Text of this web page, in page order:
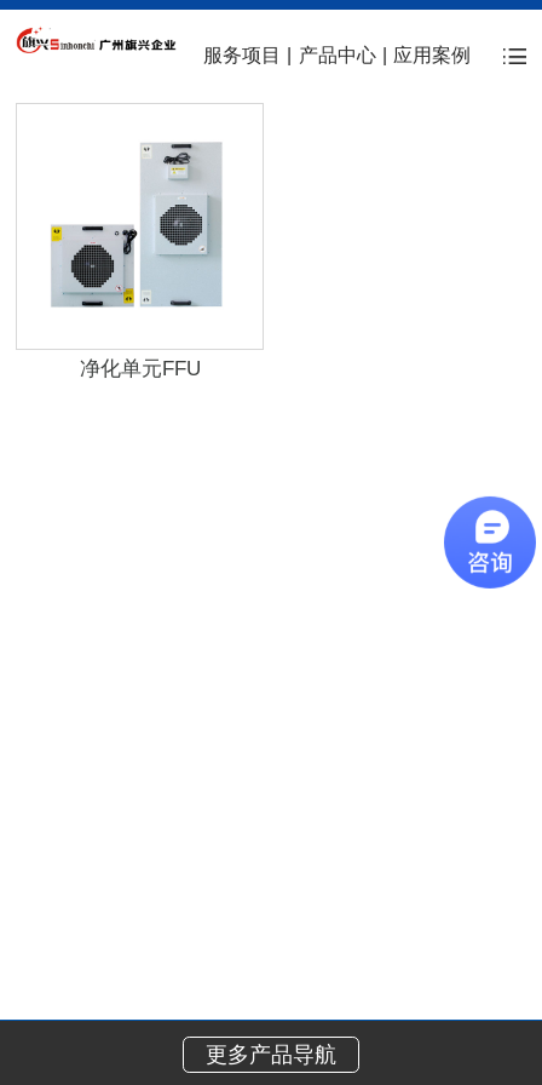
服务项目 产品中心 应用案例
净化单元FFU
更多产品导航